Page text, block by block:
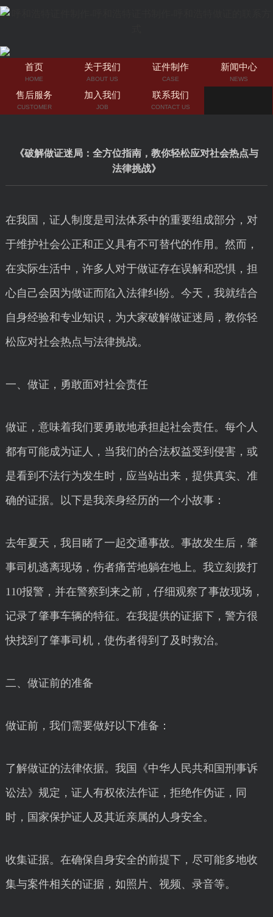
首页
HOME
关于我们
ABOUT US
证件制作
CASE
新闻中心
NEWS
售后服务
CUSTOMER
加入我们
JOB
联系我们
CONTACT US
《破解做证迷局：全方位指南，教你轻松应对社会热点与
法律挑战》
在我国，证人制度是司法体系中的重要组成部分，对
于维护社会公正和正义具有不可替代的作用。然而，
在实际生活中，许多人对于做证存在误解和恐惧，担
心自己会因为做证而陷入法律纠纷。今天，我就结合
自身经验和专业知识，为大家破解做证迷局，教你轻
松应对社会热点与法律挑战。
一、做证，勇敢面对社会责任
做证，意味着我们要勇敢地承担起社会责任。每个人
都有可能成为证人，当我们的合法权益受到侵害，或
是看到不法行为发生时，应当站出来，提供真实、准
确的证据。以下是我亲身经历的一个小故事：
去年夏天，我目睹了一起交通事故。事故发生后，肇
事司机逃离现场，伤者痛苦地躺在地上。我立刻拨打
110报警，并在警察到来之前，仔细观察了事故现场，
记录了肇事车辆的特征。在我提供的证据下，警方很
快找到了肇事司机，使伤者得到了及时救治。
二、做证前的准备
做证前，我们需要做好以下准备：
了解做证的法律依据。我国《中华人民共和国刑事诉
讼法》规定，证人有权依法作证，拒绝作伪证，同
时，国家保护证人及其近亲属的人身安全。
收集证据。在确保自身安全的前提下，尽可能多地收
集与案件相关的证据，如照片、视频、录音等。